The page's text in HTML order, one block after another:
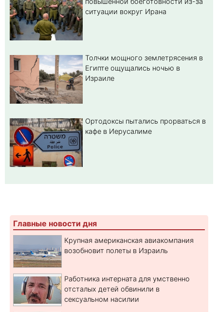
ситуации вокруг Ирана
Толчки мощного землетрясения в
Египте ощущались ночью в
Израиле
Ортодоксы пытались прорваться в
кафе в Иерусалиме
Главные новости дня
Крупная американская авиакомпания
возобновит полеты в Израиль
Работника интерната для умственно
отсталых детей обвинили в
сексуальном насилии